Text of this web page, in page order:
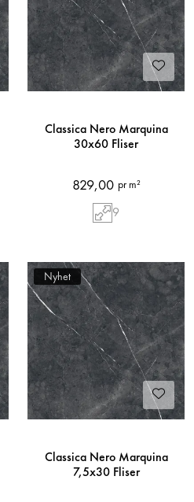
Classica Nero Marquina
30x60 Fliser
829,00 pr m²
9
Nyhet
Classica Nero Marquina
7,5x30 Fliser